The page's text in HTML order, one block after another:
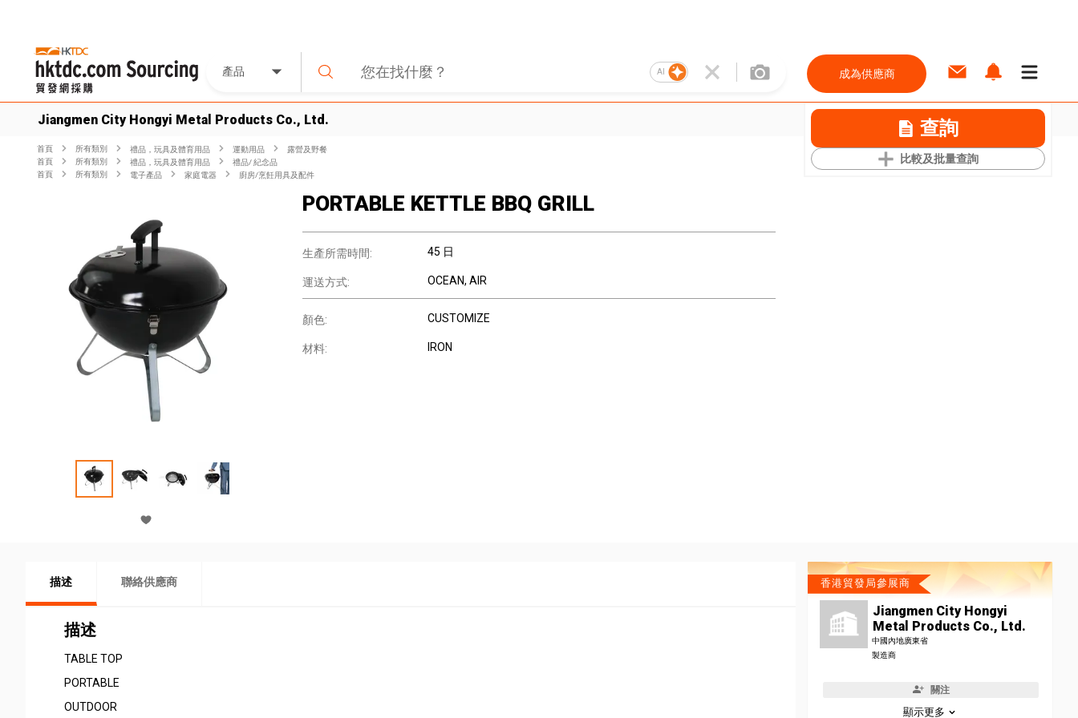
產品 AI 成為供應商
Jiangmen City Hongyi Metal Products Co., Ltd. 查詢
比較及批量查詢
首頁 所有類別 禮品，玩具及體育用品 運動用品
露營及野餐
首頁
所有類別 禮品，玩具及體育用品
禮品/ 紀念品
首頁
所有類別 電子產品 家庭電器 廚房/烹飪用具及配件
PORTABLE KETTLE BBQ GRILL
生產所需時間: 45 日
運送方式: OCEAN, AIR
顏色: CUSTOMIZE
材料: IRON
描述 聯絡供應商
描述
TABLE TOP
PORTABLE
OUTDOOR
香港貿發局參展商
Jiangmen City Hongyi
Metal Products Co., Ltd.
中國內地廣東省
製造商
關注
顯示更多